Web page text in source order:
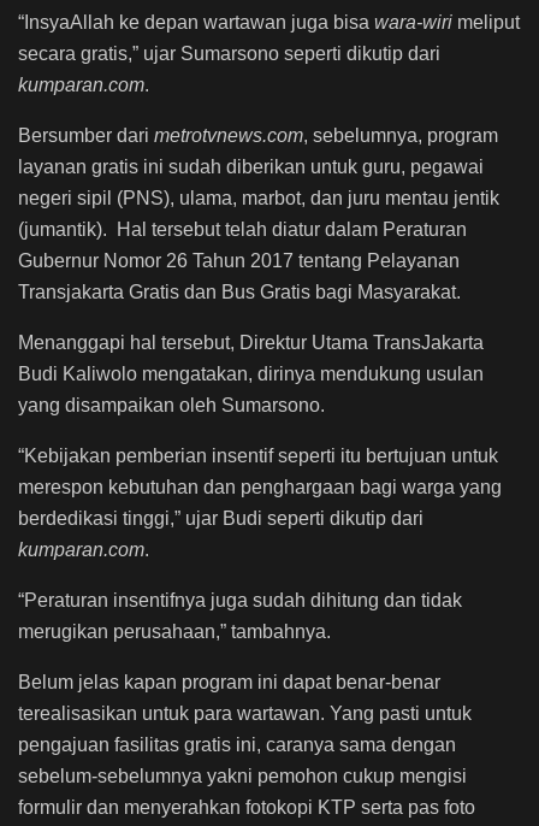
“InsyaAllah ke depan wartawan juga bisa wara-wiri meliput
secara gratis,” ujar Sumarsono seperti dikutip dari
kumparan.com.
Bersumber dari metrotvnews.com, sebelumnya, program
layanan gratis ini sudah diberikan untuk guru, pegawai
negeri sipil (PNS), ulama, marbot, dan juru mentau jentik
(jumantik). Hal tersebut telah diatur dalam Peraturan
Gubernur Nomor 26 Tahun 2017 tentang Pelayanan
Transjakarta Gratis dan Bus Gratis bagi Masyarakat.
Menanggapi hal tersebut, Direktur Utama TransJakarta
Budi Kaliwolo mengatakan, dirinya mendukung usulan
yang disampaikan oleh Sumarsono.
“Kebijakan pemberian insentif seperti itu bertujuan untuk
merespon kebutuhan dan penghargaan bagi warga yang
berdedikasi tinggi,” ujar Budi seperti dikutip dari
kumparan.com.
“Peraturan insentifnya juga sudah dihitung dan tidak
merugikan perusahaan,” tambahnya.
Belum jelas kapan program ini dapat benar-benar
terealisasikan untuk para wartawan. Yang pasti untuk
pengajuan fasilitas gratis ini, caranya sama dengan
sebelum-sebelumnya yakni pemohon cukup mengisi
formulir dan menyerahkan fotokopi KTP serta pas foto